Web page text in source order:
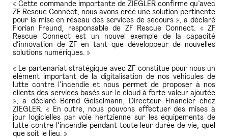
« Cette commande importante de ZIEGLER confirme qu’avec
ZF Rescue Connect, nous avons créé une solution pertinente
pour la mise en réseau des services de secours », a déclaré
Florian Freund, responsable de ZF Rescue Connect. « ZF
Rescue Connect est un nouvel exemple de la capacité
d’innovation de ZF en tant que développeur de nouvelles
solutions numériques. »
« Le partenariat stratégique avec ZF constitue pour nous un
élément important de la digitalisation de nos véhicules de
lutte contre l’incendie et nous permet de proposer à nos
clients des services basés sur le cloud à forte valeur ajoutée
», a déclaré Bernd Geiselmann, Directeur Financier chez
ZIEGLER. « En outre, nous pouvons effectuer des mises à
jour logicielles par voie hertzienne sur les équipements de
lutte contre l’incendie pendant toute leur durée de vie, quel
que soit le lieu. »